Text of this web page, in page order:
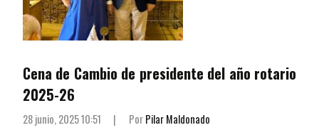
Cena de Cambio de presidente del año rotario
2025-26
28 junio, 2025 10:51 | PorPilar Maldonado